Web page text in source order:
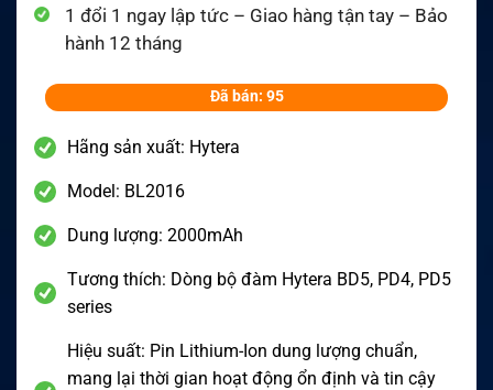
1 đổi 1 ngay lập tức – Giao hàng tận tay – Bảo
hành 12 tháng
Đã bán: 95
Hãng sản xuất: Hytera
Model: BL2016
Dung lượng: 2000mAh
Tương thích: Dòng bộ đàm Hytera BD5, PD4, PD5
series
Hiệu suất: Pin Lithium-Ion dung lượng chuẩn,
mang lại thời gian hoạt động ổn định và tin cậy